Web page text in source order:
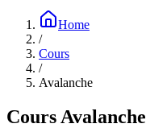
Home
/
Cours
/
Avalanche
Cours Avalanche